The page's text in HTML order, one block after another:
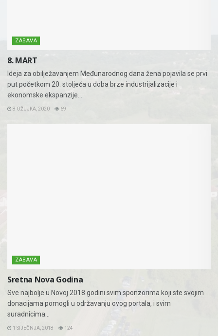
ZABAVA
8. MART
Ideja za obilježavanjem Međunarodnog dana žena pojavila se prvi
put početkom 20. stoljeća u doba brze industrijalizacije i
ekonomske ekspanzije...
8 OŽUJKA, 2020 69
ZABAVA
Sretna Nova Godina
Sve najbolje u Novoj 2018 godini svim sponzorima koji ste svojim
donacijama pomogli u održavanju ovog portala, i svim
suradnicima...
1 SIJEČNJA, 2018 124